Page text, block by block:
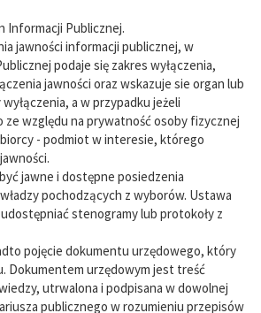
Informacji Publicznej.
jawności informacji publicznej, w
podaje się zakres wyłączenia,
jawności oraz wskazuje sie organ lub
a w przypadku jeżeli
ze względu na prywatność osoby fizycznej
- podmiot w interesie, którego
jawne i dostępne posiedzenia
pochodzących z wyborów. Ustawa
stenogramy lub protokoły z
pojęcie dokumentu urzędowego, który
Dokumentem urzędowym jest treść
utrwalona i podpisana w dowolnej
publicznego w rozumieniu przepisów